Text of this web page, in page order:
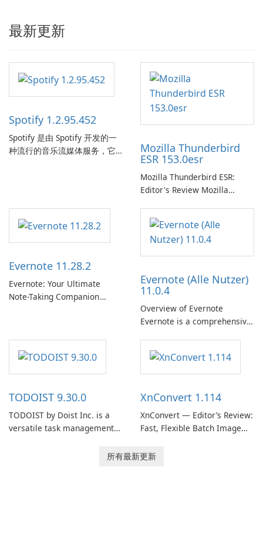
最新更新
Spotify 1.2.95.452
Spotify 是由 Spotify 开发的一
种流行的音乐流媒体服务，它
的音乐体验，让他们发现、流
式传输和欣赏他们最喜欢的音
Mozilla Thunderbird
ESR 153.0esr
Mozilla Thunderbird ESR:
Editor's Review Mozilla
Support Release) is the long-
term support channel of the
Thunderbird desktop email
client designed for
need predictable …
Evernote 11.28.2
Evernote: Your Ultimate
Note-Taking Companion
helps users capture ideas,
organize to-do lists, and keep
track of important
Evernote (Alle Nutzer)
11.0.4
Overview of Evernote
Evernote is a comprehensive
users capture, organize, and
access information across
TODOIST 9.30.0
TODOIST by Doist Inc. is a
versatile task management
XnConvert 1.114
XnConvert — Editor’s Review:
Fast, Flexible Batch Image
macOS and Linux XnConvert
所有最新更新